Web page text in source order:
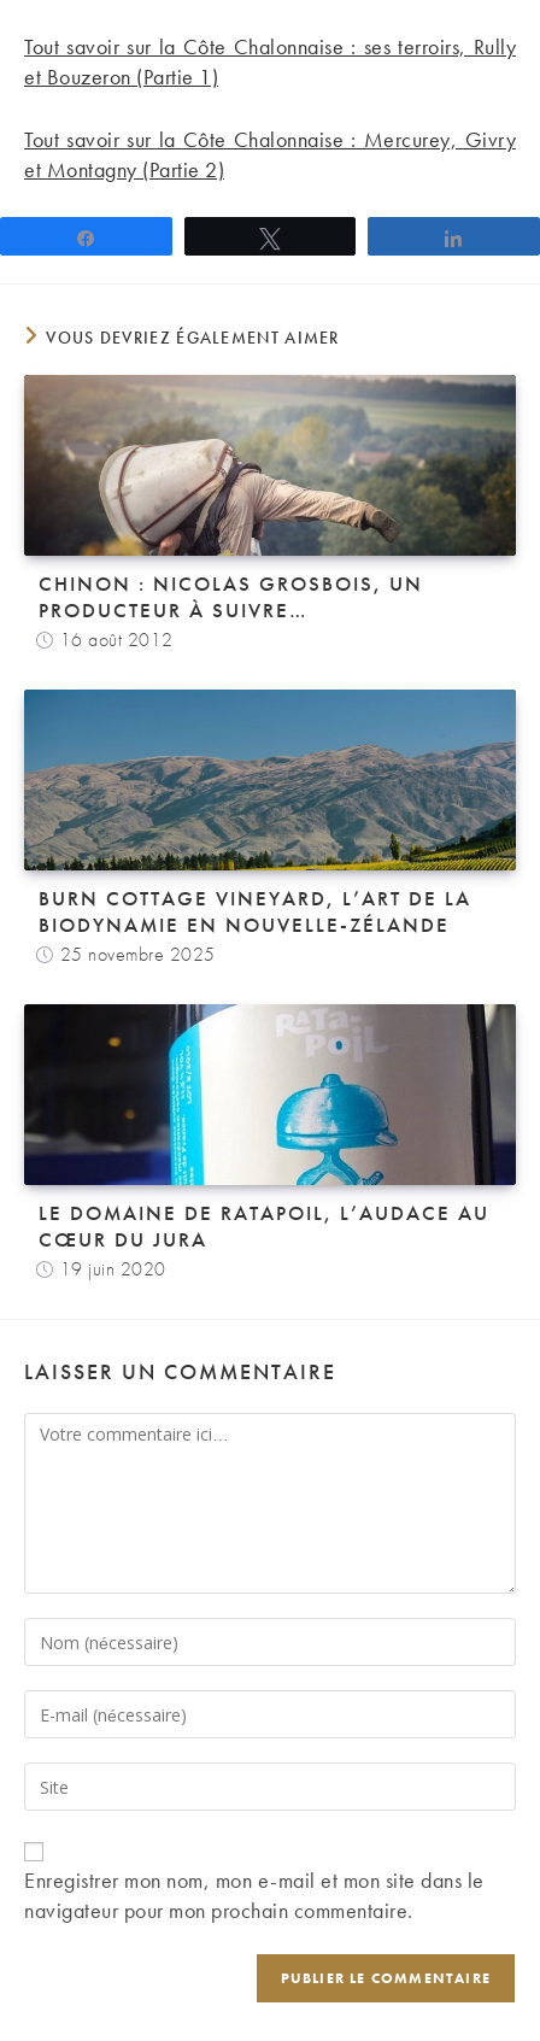
Tout savoir sur la Côte Chalonnaise : ses terroirs, Rully
et Bouzeron (Partie 1)
Tout savoir sur la Côte Chalonnaise : Mercurey, Givry
et Montagny (Partie 2)
VOUS DEVRIEZ ÉGALEMENT AIMER
CHINON : NICOLAS GROSBOIS, UN
PRODUCTEUR À SUIVRE…
16 août 2012
BURN COTTAGE VINEYARD, L’ART DE LA
BIODYNAMIE EN NOUVELLE-ZÉLANDE
25 novembre 2025
LE DOMAINE DE RATAPOIL, L’AUDACE AU
CŒUR DU JURA
19 juin 2020
LAISSER UN COMMENTAIRE
Comment
Enter
your
name
comment
Enter
your
email
address
comment
Saisir
l’URL
de
votre
(facultatif)
Enregistrer mon nom, mon e-mail et mon site dans le
navigateur pour mon prochain commentaire.